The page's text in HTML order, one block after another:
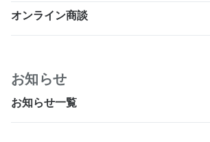
オンライン商談
お知らせ
お知らせ一覧